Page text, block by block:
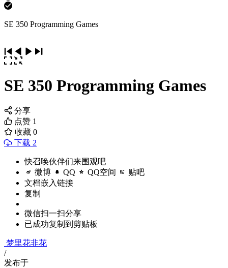
SE 350 Programming Games
SE 350 Programming Games
分享
点赞 1
收藏 0
下载 2
快召唤伙伴们来围观吧
微博 QQ QQ空间 贴吧
文档嵌入链接
复制
微信扫一扫分享
已成功复制到剪贴板
梦里花非花
/
发布于